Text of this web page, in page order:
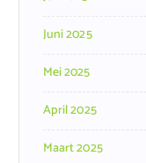
Juni 2025
Mei 2025
April 2025
Maart 2025